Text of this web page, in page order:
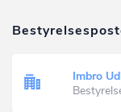
Imbro